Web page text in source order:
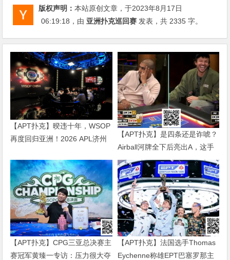
版权声明：本站原创文章，于2023年8月17日
06:19:18 ，由 亚洲扑克巡回赛 发表，共 2335 字。
【APT扑克】暌违十年，WSOP
再度回归亚洲！2026 APL济州
【APT扑克】是四条还是诈唬？
Airball河牌全下后亮出A，这手
牌让对手陷入长考
【APT扑克】CPG三亚总决赛主
赛冠军黄臻一专访：压力很大夺
【APT扑克】法国选手Thomas
Eychenne称雄EPT巴塞罗那主